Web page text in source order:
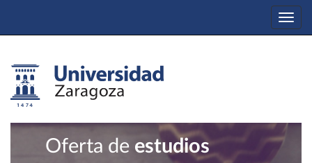
Oferta de estudios